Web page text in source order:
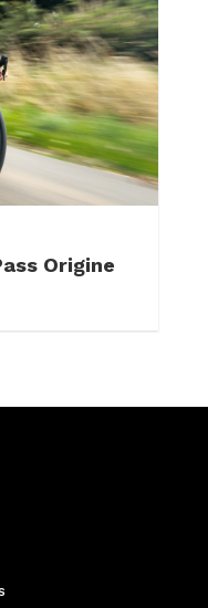
Origine